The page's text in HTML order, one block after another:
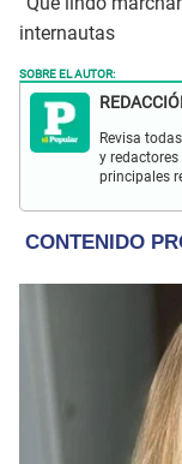
internautas
SOBRE EL AUTOR:
Revisa
y
principales